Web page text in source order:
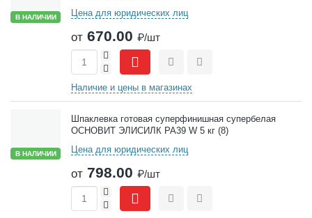
В НАЛИЧИИ
Цена для юридических лиц
от 670.00 ₽/шт
-
+
СравнитьОтложить
Наличие и цены в магазинах
В НАЛИЧИИ
Шпаклевка готовая суперфинишная супербелая
ОСНОВИТ ЭЛИСИЛК PA39 W 5 кг (8)
Цена для юридических лиц
от 798.00 ₽/шт
-
+
СравнитьОтложить